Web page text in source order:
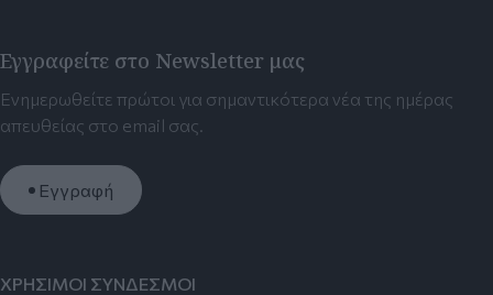
Εγγραφείτε στο Newsletter μας
Ενημερωθείτε πρώτοι για σημαντικότερα νέα της ημέρας
απευθείας στο email σας.
Εγγραφή
ΧΡΗΣΙΜΟΙ ΣΥΝΔΕΣΜΟΙ